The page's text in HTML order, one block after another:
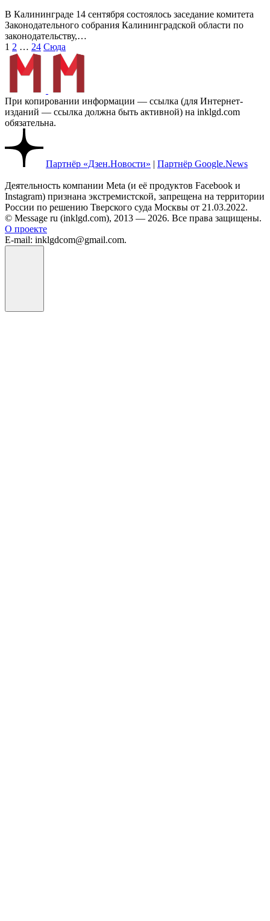
В Калининграде 14 сентября состоялось заседание комитета
Законодательного собрания Калининградской области по
законодательству,…
Пагинация
записей
1 2 … 24 Сюда
При копировании информации — ссылка (для Интернет-
изданий — ссылка должна быть активной) на inklgd.com
обязательна.
Партнёр «Дзен.Новости» | Партнёр Google.News
Деятельность компании Meta (и её продуктов Facebook и
Instagram) признана экстремистской, запрещена на территории
России по решению Тверского суда Москвы от 21.03.2022.
© Message ru (inklgd.com), 2013 — 2026. Все права защищены.
О проекте
E-mail: inklgdcom@gmail.com.